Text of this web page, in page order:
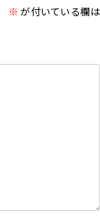
※ が付いている欄は